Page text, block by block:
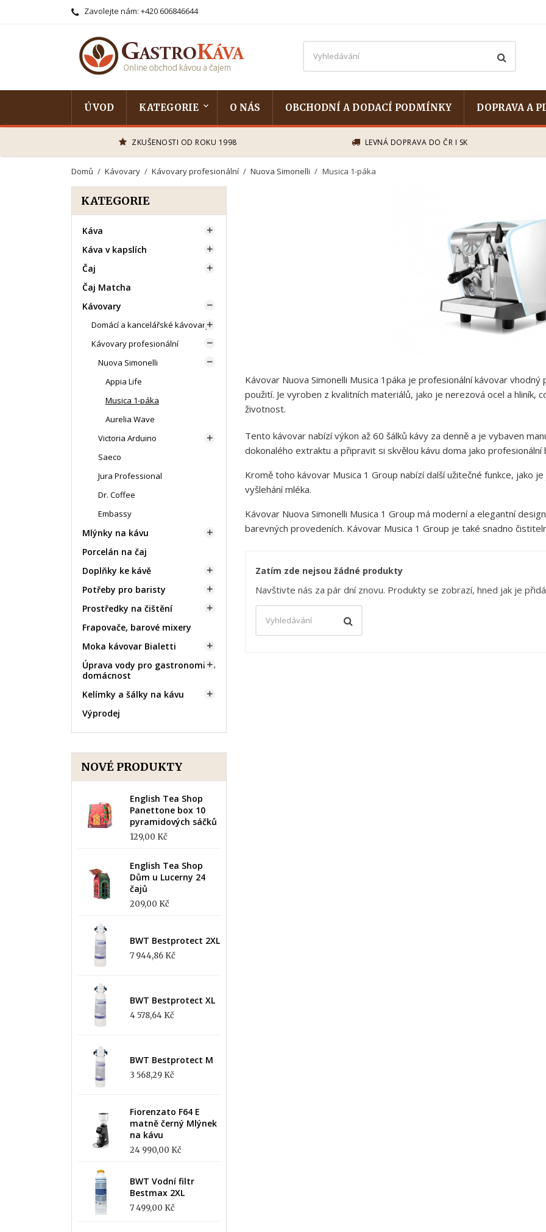
Zavolejte nám: +420 606846644
ÚVOD KATEGORIE O NÁS OBCHODNÍ A DODACÍ PODMÍNKY DOPRAVA A
ZKUŠENOSTI OD ROKU 1998 LEVNÁ DOPRAVA DO ČR I SK
Domů Kávovary Kávovary profesionální Nuova Simonelli Musica 1-páka
KATEGORIE
Káva 
Káva v kapslích 
Čaj 
Čaj Matcha
Kávovary

Domácí a kancelářské kávovary
Kávovary profesionální 
Nuova Simonelli 
Appia Life
Musica 1-páka
Aurelia Wave
Victoria Arduino

Saeco
Jura Professional
Dr. Coffee
Embassy
Mlýnky na kávu 
Porcelán na čaj
Doplňky ke kávě

Potřeby pro baristy 
Prostředky na čištění 
Frapovače, barové mixery
Moka kávovar Bialetti

Úprava vody pro gastronomii a
domácnost

Kelímky a šálky na kávu 
Výprodej
NOVÉ PRODUKTY
English Tea Shop
Panettone box 10
pyramidových sáčků
129,00 Kč
English Tea Shop
Dům u Lucerny 24
čajů
209,00 Kč
BWT Bestprotect 2XL
7 944,86 Kč
BWT Bestprotect XL
4 578,64 Kč
BWT Bestprotect M
3 568,29 Kč
Fiorenzato F64 E
matně černý Mlýnek
na kávu
24 990,00 Kč
BWT Vodní filtr
Bestmax 2XL
7 499,00 Kč
Kávovar Nuova Simonelli Musica 1páka je profesionální kávovar
použití. Je vyroben z kvalitních materiálů, jako je nerezová ocel a hliník,
životnost.
Tento kávovar nabízí výkon až 60 šálků kávy za denně a je vybaven
dokonalého extraktu a připravit si skvělou kávu doma jako profesionální
Kromě toho kávovar Musica 1 Group nabízí další užitečné funkce, jako
vyšlehání mléka.
Kávovar Nuova Simonelli Musica 1 Group má moderní a elegantní
barevných provedeních. Kávovar Musica 1 Group je také snadno
Zatím zde nejsou žádné produkty
Navštivte nás za pár dní znovu. Produkty se zobrazí, hned jak je